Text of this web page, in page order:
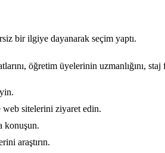
bir ilgiye dayanarak seçim yaptı.
öğretim üyelerinin uzmanlığını, staj
web sitelerini ziyaret edin.
konuşun.
araştırın.